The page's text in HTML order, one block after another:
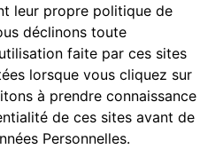
leur propre politique de
déclinons toute
faite par ces sites
lorsque vous cliquez sur
à prendre connaissance
de ces sites avant de
Personnelles.